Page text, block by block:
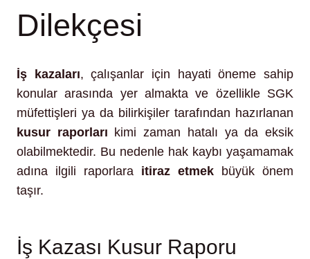
Dilekçesi
İş kazaları, çalışanlar için hayati öneme sahip
konular arasında yer almakta ve özellikle SGK
müfettişleri ya da bilirkişiler tarafından hazırlanan
kusur raporları kimi zaman hatalı ya da eksik
olabilmektedir. Bu nedenle hak kaybı yaşamamak
adına ilgili raporlara itiraz etmek büyük önem
taşır.
İş Kazası Kusur Raporu